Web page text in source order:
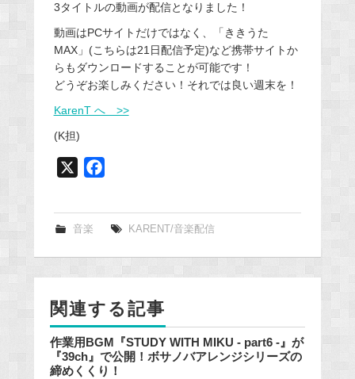
3タイトルの動画が配信となりました！
動画はPCサイトだけではなく、「ききうた
MAX」(こちらは21日配信予定)など携帯サイトか
らもダウンロードすることが可能です！
どうぞお楽しみください！それでは良い週末を！
KarenT へ >>
(K担)
e
k
音楽 KARENT/音楽配信
関連する記事
作業用BGM『STUDY WITH MIKU - part6 -』が
『39ch』で公開！ボサノバアレンジシリーズの
締めくくり！